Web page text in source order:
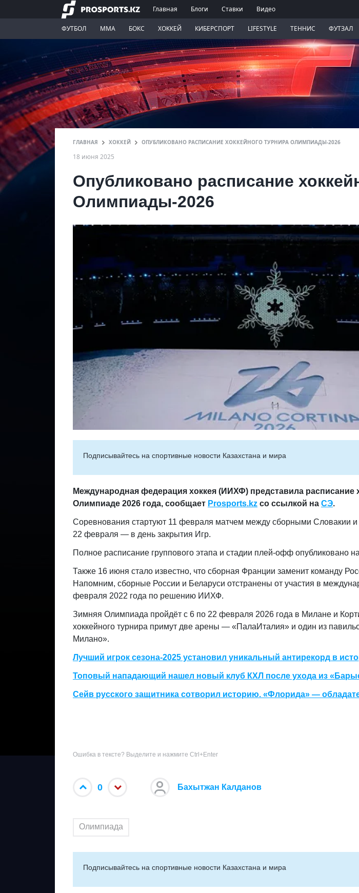
Главная Блоги Ставки Видео
ФУТБОЛ ММА БОКС ХОККЕЙ КИБЕРСПОРТ LIFESTYLE ТЕННИС ФУТЗАЛ
ГЛАВНАЯ ХОККЕЙ ОПУБЛИКОВАНО РАСПИСАНИЕ ХОККЕЙНОГО ТУРНИРА ОЛИМПИАДЫ-2026
18 июня 2025
Опубликовано расписание
Олимпиады-2026
Подписывайтесь на cпортивные новости Казахстана и мира
Международная федерация хоккея (ИИХФ) представила расписание
Олимпиаде 2026 года, сообщает Prosports.kz со ссылкой на СЭ.
Соревнования стартуют 11 февраля матчем между сборными Словакии
22 февраля — в день закрытия Игр.
Полное расписание группового этапа и стадии плей-офф опубликовано
Также 16 июня стало известно, что сборная Франции заменит команду
Напомним, сборные России и Беларуси отстранены от участия в
февраля 2022 года по решению ИИХФ.
Зимняя Олимпиада пройдёт с 6 по 22 февраля 2026 года в Милане и
хоккейного турнира примут две арены — «ПалаИталия» и один из
Милано».
Лучший игрок сезона-2025 установил уникальный антирекорд в
Топовый нападающий нашел новый клуб КХЛ после ухода из
Сейв русского защитника сотворил историю. «Флорида» —
Ошибка в тексте? Выделите и нажмите Ctrl+Enter
0 Бахытжан Калданов
Олимпиада
Подписывайтесь на cпортивные новости Казахстана и мира